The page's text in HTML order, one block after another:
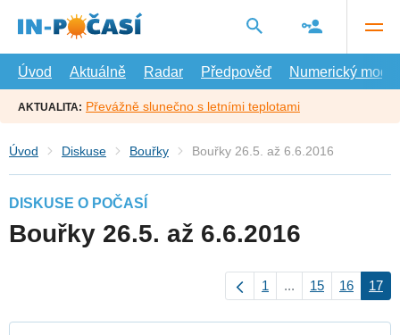
hlavní
Úvod
Aktuálně Radar Předpověď Numerický model
AKTUALITA: Převážně slunečno s letními teplotami
Úvod Diskuse Bouřky Bouřky 26.5. až 6.6.2016
DISKUSE O POČASÍ
Bouřky 26.5. až 6.6.2016
1 ... 15 16 17